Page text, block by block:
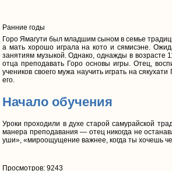
Ранние годы
Горо Ямагути был младшим сыном в семье
а мать хорошо играла на кото и сямисэне.
занятиям музыкой. Однако, однажды в возрасте
отца преподавать Горо основы игры. Отец,
учеников своего мужа научить играть на
его.
Начало обучения
Уроки проходили в духе старой самурайской
манера преподавания — отец никогда не
уши», «мироощущение важнее, когда ты хочешь
Просмотров: 9243